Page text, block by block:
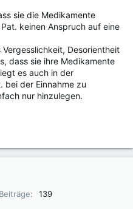
sie die Medikamente
keinen Anspruch auf eine
Desorientheit
dass sie ihre Medikamente
es auch in der
bei der Einnahme zu
nur hinzulegen.
Beiträge
139